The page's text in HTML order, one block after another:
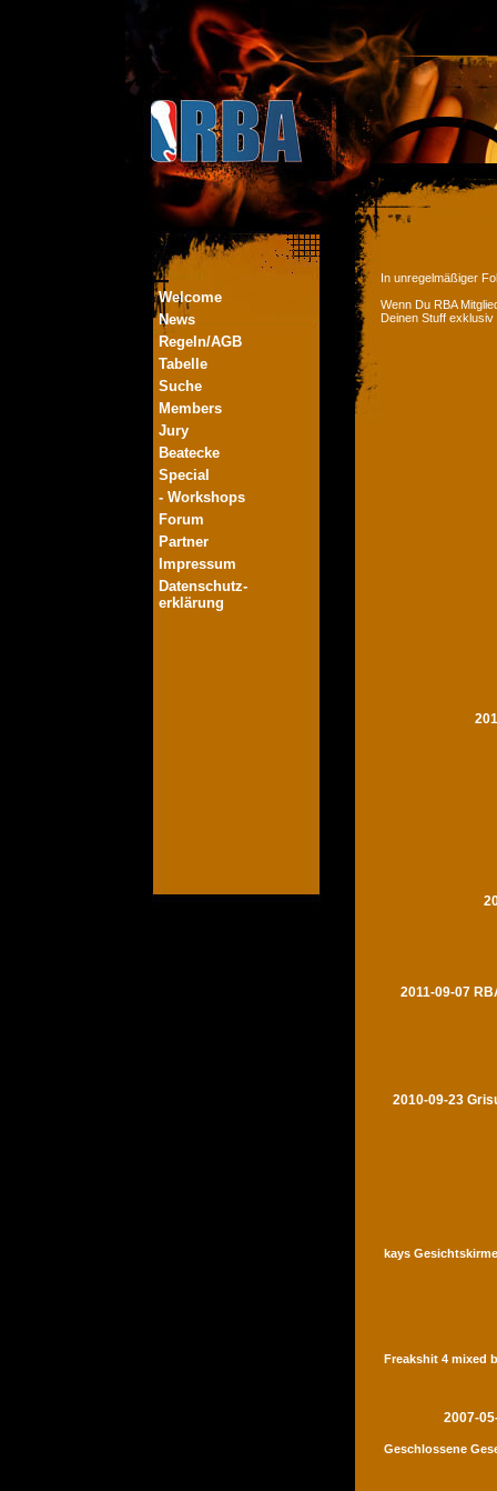
Welcome
News
Regeln/AGB
Tabelle
Suche
Members
Jury
Beatecke
Special
- Workshops
Forum
Partner
Impressum
Datenschutz-
erklärung
In unregelmäßiger
Wenn Du RBA
Deinen Stuff
2011-09-07
2010-09-23
kays
Freakshit 4 mixed
2007-
Geschlossene